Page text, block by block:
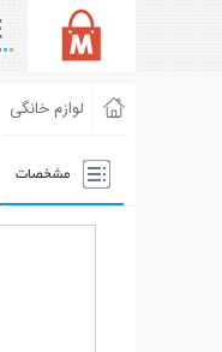
لوازم خانگی
مشخصات